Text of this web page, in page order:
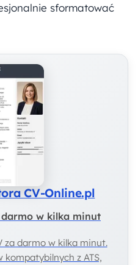
sformatować
CV-Online.pl
darmo w kilka minut
za darmo w kilka minut.
kompatybilnych z ATS,